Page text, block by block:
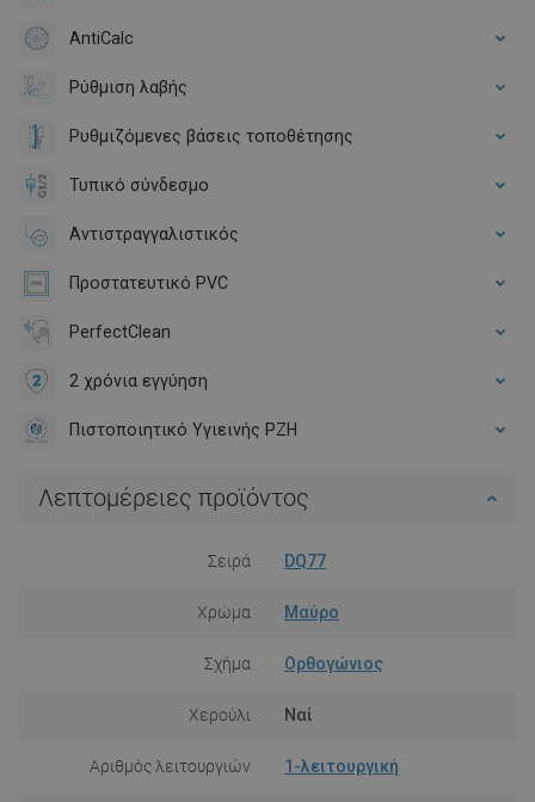
AntiCalc
Ρύθμιση λαβής
Ρυθμιζόμενες βάσεις τοποθέτησης
Τυπικό σύνδεσμο
Αντιστραγγαλιστικός
Προστατευτικό PVC
PerfectClean
2 χρόνια εγγύηση
Πιστοποιητικό Υγιεινής PZH
Λεπτομέρειες προϊόντος
Σειρά DQ77
Χρώμα Μαύρο
Σχήμα Ορθογώνιος
Χερούλι Ναί
Αριθμός λειτουργιών 1-λειτουργική